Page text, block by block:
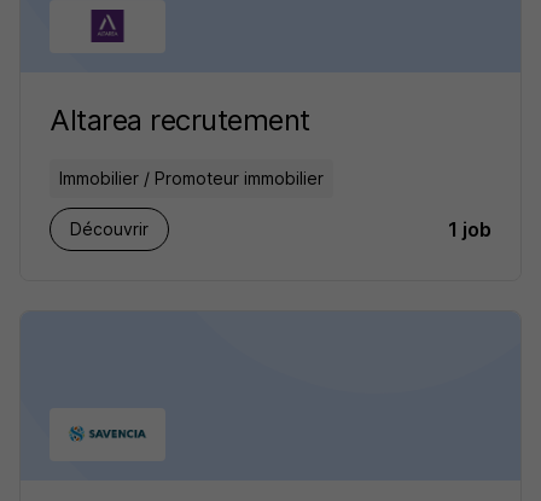
Altarea recrutement
Immobilier / Promoteur immobilier
Découvrir 1 job